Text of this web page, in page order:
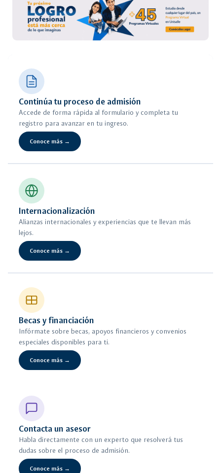
Continúa tu proceso de admisión
Accede de forma rápida al formulario y completa tu
registro para avanzar en tu ingreso.
Conoce más →
Internacionalización
Alianzas internacionales y experiencias que te llevan más
lejos.
Conoce más →
Becas y financiación
Infórmate sobre becas, apoyos financieros y convenios
especiales disponibles para ti.
Conoce más →
Contacta un asesor
Habla directamente con un experto que resolverá tus
dudas sobre el proceso de admisión.
Conoce más →